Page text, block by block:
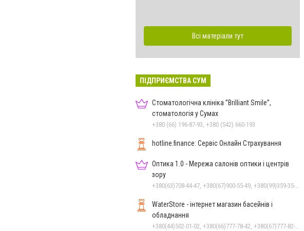
Всі матеріали тут
ПІДПРИЄМСТВА СУМ
Стоматологічна клініка ”Brilliant Smile”,
стоматологія у Сумах
+380 (66) 196-87-93, +380 (542) 660-193
hotline.finance: Сервіс Онлайн Страхування
Оптика 1.0 - Мережа салонів оптики і центрів
зору
WaterStore - інтернет магазин басейнів і
обладнання